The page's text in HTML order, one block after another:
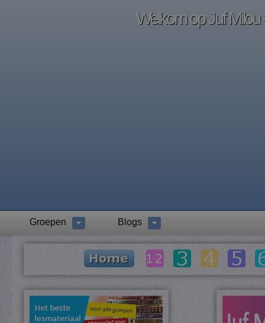
Welkom op Juf Milou
Groepen Blogs